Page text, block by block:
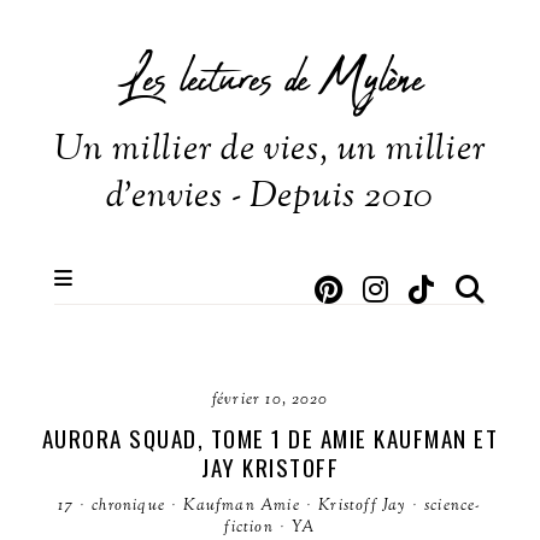
Les lectures de Mylène
Un millier de vies, un millier
d'envies - Depuis 2010
février 10, 2020
AURORA SQUAD, TOME 1 DE AMIE KAUFMAN ET
JAY KRISTOFF
17 · chronique · Kaufman Amie · Kristoff Jay · science-
fiction · YA